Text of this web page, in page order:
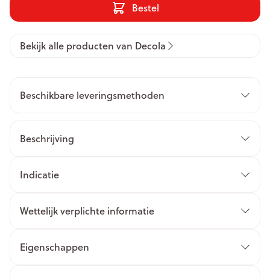
Bestel
Bekijk alle producten van Decola
Beschikbare leveringsmethoden
Beschrijving
Indicatie
Wettelijk verplichte informatie
Eigenschappen